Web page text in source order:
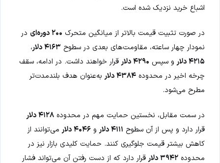
اشباع خرید نزدیک شده است.
در صورت تثبیت قیمت بالاتر از میانگین متحرک ۲۰۰ دوره‌ای
در
نمودار چهار ساعته، مقاومت‌های بعدی در سطوح ۴۱۶۳ دلار
،
۴۲۱۵ دلار
و سپس ۴۲۹۰ دلار
قرار خواهند داشت. در ادامه، سقف
چرخه اخیر در محدوده ۴۳۸۴ دلار
به‌عنوان هدف بلندمدت‌تر
مطرح می‌شود.
در سمت مقابل، نخستین حمایت مهم در محدوده ۴۱۲۸ دلار
قرار دارد و پس از آن سطوح ۴۱۱۱ دلار و ۴۰۴۶ دلار
می‌توانند از
کاهش بیشتر قیمت جلوگیری کنند. حمایت کلیدی بازار نیز در
محدوده ۳۹۴۲ دلار قرار دارد که از دست رفتن آن می‌تواند فشار